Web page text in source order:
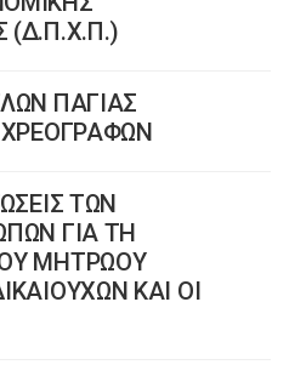
(Δ.Π.Χ.Π.)
ΠΑΓΙΑΣ
ΤΩΝ
ΓΙΑ ΤΗ
ΜΗΤΡΩΟΥ
ΚΑΙ ΟΙ